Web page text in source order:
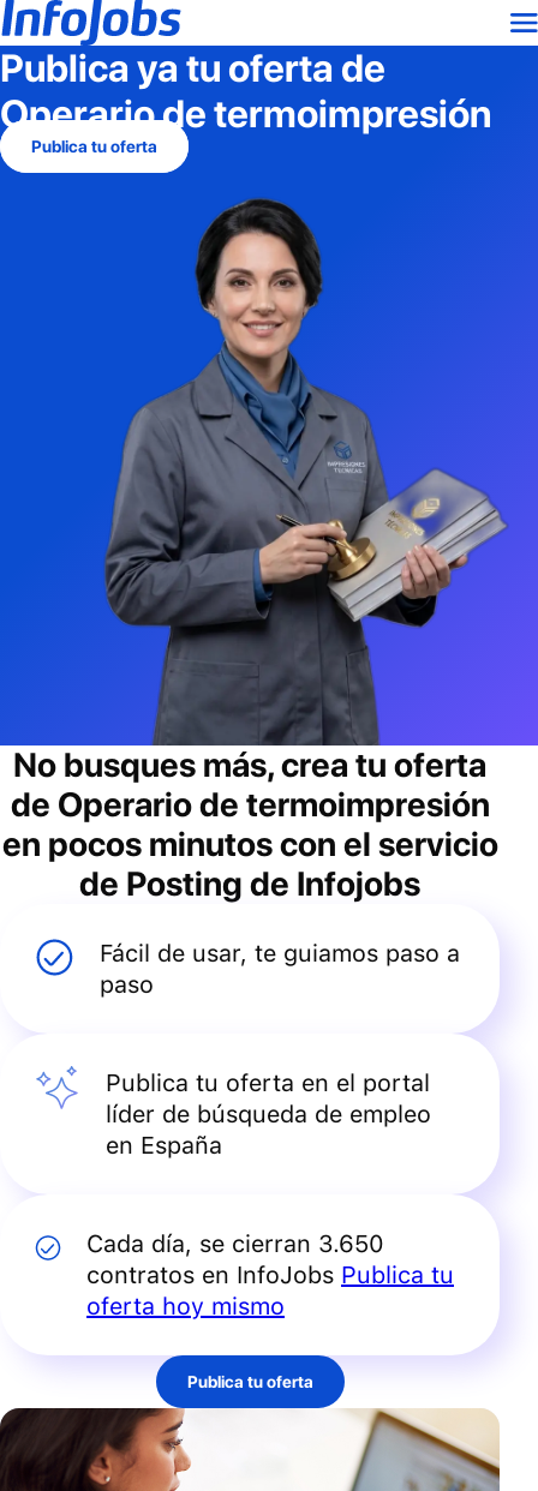
Publica ya tu oferta de
Operario de termoimpresión
Publica tu oferta
No busques más, crea tu oferta
de Operario de termoimpresión
en pocos minutos con el servicio
de Posting de Infojobs
Fácil de usar, te guiamos paso a
paso
Publica tu oferta en el portal
líder de búsqueda de empleo
en España
Cada día, se cierran 3.650
contratos en InfoJobs Publica tu
oferta hoy mismo
Publica tu oferta